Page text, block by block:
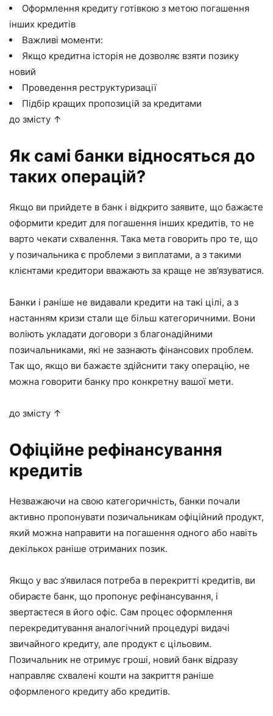
Оформлення кредиту готівкою з метою погашення
інших кредитів
Важливі моменти:
Якщо кредитна історія не дозволяє взяти позику
новий
Проведення реструктуризації
Підбір кращих пропозицій за кредитами
до змісту ↑
Як самі банки відносяться до
таких операцій?
Якщо ви прийдете в банк і відкрито заявите, що бажаєте
оформити кредит для погашення інших кредитів, то не
варто чекати схвалення. Така мета говорить про те, що
у позичальника є проблеми з виплатами, а з такими
клієнтами кредитори вважають за краще не зв’язуватися.
Банки і раніше не видавали кредити на такі цілі, а з
настанням кризи стали ще більш категоричними. Вони
воліють укладати договори з благонадійними
позичальниками, які не зазнають фінансових проблем.
Так що, якщо ви бажаєте здійснити таку операцію, не
можна говорити банку про конкретну вашої мети.
до змісту ↑
Офіційне рефінансування
кредитів
Незважаючи на свою категоричність, банки почали
активно пропонувати позичальникам офіційний продукт,
який можна направити на погашення одного або навіть
декількох раніше отриманих позик.
Якщо у вас з’явилася потреба в перекритті кредитів, ви
обираєте банк, що пропонує рефінансування, і
звертаєтеся в його офіс. Сам процес оформлення
перекредитування аналогічний процедурі видачі
звичайного кредиту, але продукт є цільовим.
Позичальник не отримує гроші, новий банк відразу
направляє схвалені кошти на закриття раніше
оформленого кредиту або кредитів.